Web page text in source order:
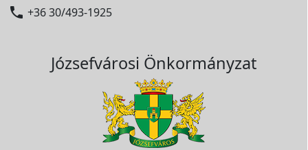
 +36 30/493-1925
Józsefvárosi Önkormányzat